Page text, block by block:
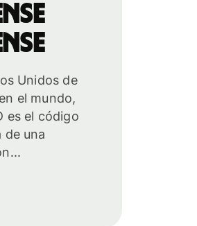
Unidos de
el mundo,
es el código
de una